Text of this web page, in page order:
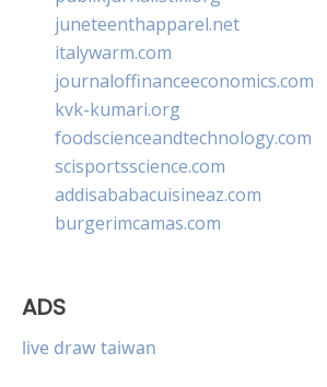
juneteenthapparel.net
italywarm.com
journaloffinanceeconomics.com
kvk-kumari.org
foodscienceandtechnology.com
scisportsscience.com
addisababacuisineaz.com
burgerimcamas.com
ADS
live draw taiwan